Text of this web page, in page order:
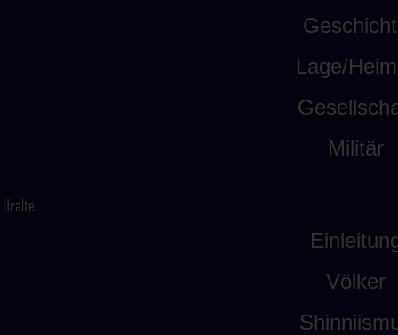
Lage/
Militär
Uralte
Völker